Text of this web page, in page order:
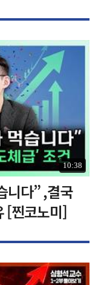
10:38
니다” ,결국
[찐코노미]